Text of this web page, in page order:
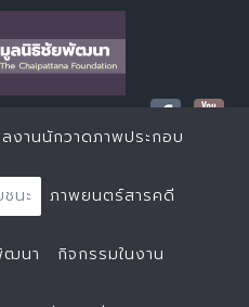
งานนักวาดภาพประกอบ
นะ ภาพยนตร์สารคดี
ฒนา กิจกรรมในงาน